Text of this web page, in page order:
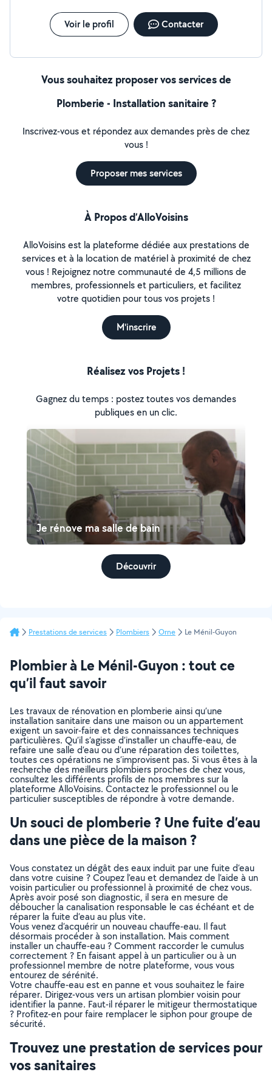
Voir le profil Contacter
Vous souhaitez proposer vos services de
Plomberie - Installation sanitaire ?
Inscrivez-vous et répondez aux demandes près de chez
vous !
Proposer mes services
À Propos d’AlloVoisins
AlloVoisins est la plateforme dédiée aux prestations de
services et à la location de matériel à proximité de chez
vous ! Rejoignez notre communauté de 4,5 millions de
membres, professionnels et particuliers, et facilitez
votre quotidien pour tous vos projets !
M'inscrire
Réalisez vos Projets !
Gagnez du temps : postez toutes vos demandes
publiques en un clic.
Je rénove ma salle de bain
Découvrir
Prestations de services Plombiers Orne Le Ménil-Guyon
Plombier à Le Ménil-Guyon : tout ce
qu’il faut savoir
Les travaux de rénovation en plomberie ainsi qu’une
installation sanitaire dans une maison ou un appartement
exigent un savoir-faire et des connaissances techniques
particulières. Qu’il s’agisse d’installer un chauffe-eau, de
refaire une salle d’eau ou d’une réparation des toilettes,
toutes ces opérations ne s’improvisent pas. Si vous êtes à la
recherche des meilleurs plombiers proches de chez vous,
consultez les différents profils de nos membres sur la
plateforme AlloVoisins. Contactez le professionnel ou le
particulier susceptibles de répondre à votre demande.
Un souci de plomberie ? Une fuite d’eau
dans une pièce de la maison ?
Vous constatez un dégât des eaux induit par une fuite d’eau
dans votre cuisine ? Coupez l’eau et demandez de l’aide à un
voisin particulier ou professionnel à proximité de chez vous.
Après avoir posé son diagnostic, il sera en mesure de
déboucher la canalisation responsable le cas échéant et de
réparer la fuite d’eau au plus vite.
Vous venez d’acquérir un nouveau chauffe-eau. Il faut
désormais procéder à son installation. Mais comment
installer un chauffe-eau ? Comment raccorder le cumulus
correctement ? En faisant appel à un particulier ou à un
professionnel membre de notre plateforme, vous vous
entourez de sérénité.
Votre chauffe-eau est en panne et vous souhaitez le faire
réparer. Dirigez-vous vers un artisan plombier voisin pour
identifier la panne. Faut-il réparer le mitigeur thermostatique
? Profitez-en pour faire remplacer le siphon pour groupe de
sécurité.
Trouvez une prestation de services pour
vos sanitaires